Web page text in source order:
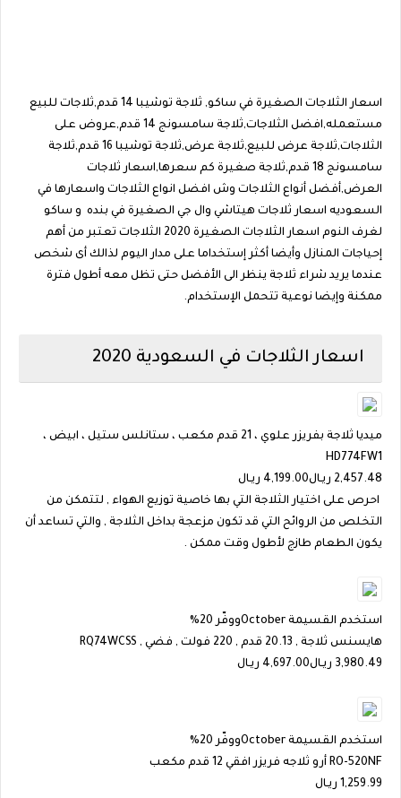
اسعار الثلاجات الصغيرة في ساكو, ثلاجة توشيبا 14 قدم,ثلاجات للبيع
مستعمله,افضل الثلاجات,ثلاجة سامسونج 14 قدم,عروض على
الثلاجات,ثلاجة عرض للبيع,ثلاجة عرض,ثلاجة توشيبا 16 قدم,ثلاجة
سامسونج 18 قدم,ثلاجة صغيرة كم سعرها,اسعار ثلاجات
العرض,أفضل أنواع الثلاجات وش افضل انواع الثلاجات واسعارها في
السعوديه اسعار ثلاجات هيتاشي وال جي الصغيرة في بنده و ساكو
لغرف النوم اسعار الثلاجات الصغيرة 2020 الثلاجات تعتبر من أهم
إحياجات المنازل وأيضا أكثر إستخداما على مدار اليوم لذالك أى شخص
عندما يريد شراء ثلاجة ينظر الى الأفضل حتى تظل معه أطول فترة
ممكنة وإيضا نوعية تتحمل الإستخدام.
اسعار الثلاجات في السعودية 2020
ميديا ثلاجة بفريزر علوي ، 21 قدم مكعب ، ستانلس ستيل ، ابيض ،
HD774FW1
2,457.48 ريـال4,199.00 ريـال
احرص على اختيار الثلاجة التي بها خاصية توزيع الهواء , لتتمكن من
التخلص من الروائح التي قد تكون مزعجة بداخل الثلاجة , والتي تساعد أن
يكون الطعام طازج لأطول وقت ممكن .
استخدم القسيمة Octoberووفّر 20%
هايسنس ثلاجة , 20.13 قدم , 220 فولت , فضي , RQ74WCSS
3,980.49 ريـال4,697.00 ريـال
استخدم القسيمة Octoberووفّر 20%
RO-520NF أرو ثلاجه فريزر افقي 12 قدم مكعب
1,259.99 ريـال